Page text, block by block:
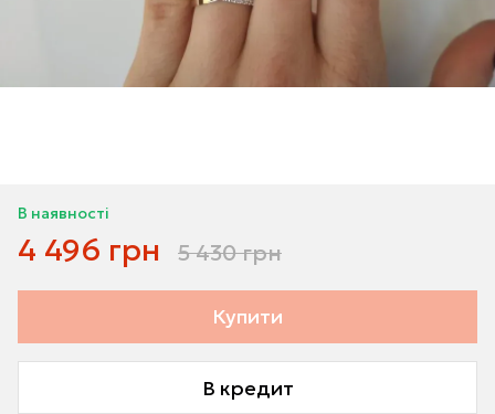
В наявності
4 496 грн 5 430 грн
Купити
В кредит